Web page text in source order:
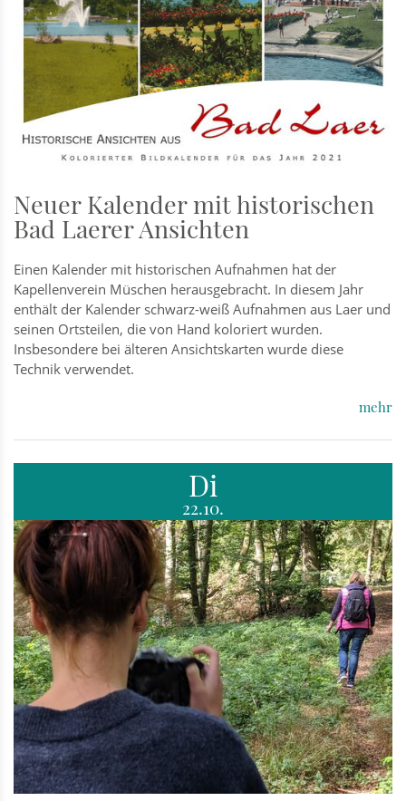
Neuer Kalender mit historischen
Bad Laerer Ansichten
Einen Kalender mit historischen Aufnahmen hat der
Kapellenverein Müschen herausgebracht. In diesem Jahr
enthält der Kalender schwarz-weiß Aufnahmen aus Laer und
seinen Ortsteilen, die von Hand koloriert wurden.
Insbesondere bei älteren Ansichtskarten wurde diese
Technik verwendet.
mehr
Di
22.10.